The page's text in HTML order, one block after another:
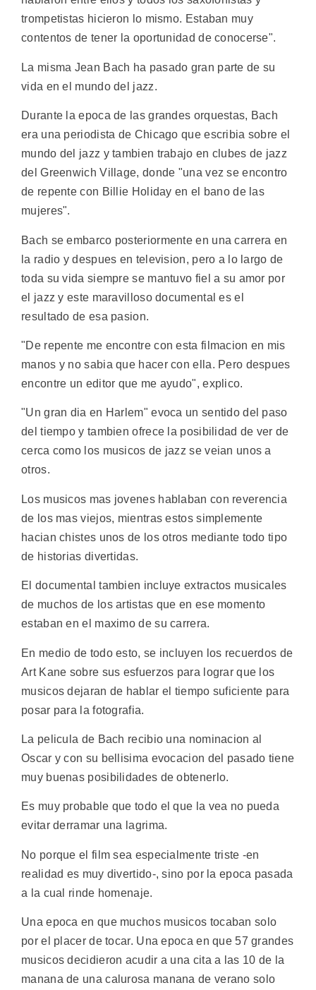
trompetistas hicieron lo mismo. Estaban muy
contentos de tener la oportunidad de conocerse".
La misma Jean Bach ha pasado gran parte de su
vida en el mundo del jazz.
Durante la epoca de las grandes orquestas, Bach
era una periodista de Chicago que escribia sobre el
mundo del jazz y tambien trabajo en clubes de jazz
del Greenwich Village, donde "una vez se encontro
de repente con Billie Holiday en el bano de las
mujeres".
Bach se embarco posteriormente en una carrera en
la radio y despues en television, pero a lo largo de
toda su vida siempre se mantuvo fiel a su amor por
el jazz y este maravilloso documental es el
resultado de esa pasion.
"De repente me encontre con esta filmacion en mis
manos y no sabia que hacer con ella. Pero despues
encontre un editor que me ayudo", explico.
"Un gran dia en Harlem" evoca un sentido del paso
del tiempo y tambien ofrece la posibilidad de ver de
cerca como los musicos de jazz se veian unos a
otros.
Los musicos mas jovenes hablaban con reverencia
de los mas viejos, mientras estos simplemente
hacian chistes unos de los otros mediante todo tipo
de historias divertidas.
El documental tambien incluye extractos musicales
de muchos de los artistas que en ese momento
estaban en el maximo de su carrera.
En medio de todo esto, se incluyen los recuerdos de
Art Kane sobre sus esfuerzos para lograr que los
musicos dejaran de hablar el tiempo suficiente para
posar para la fotografia.
La pelicula de Bach recibio una nominacion al
Oscar y con su bellisima evocacion del pasado tiene
muy buenas posibilidades de obtenerlo.
Es muy probable que todo el que la vea no pueda
evitar derramar una lagrima.
No porque el film sea especialmente triste -en
realidad es muy divertido-, sino por la epoca pasada
a la cual rinde homenaje.
Una epoca en que muchos musicos tocaban solo
por el placer de tocar. Una epoca en que 57 grandes
musicos decidieron acudir a una cita a las 10 de la
manana de una calurosa manana de verano solo